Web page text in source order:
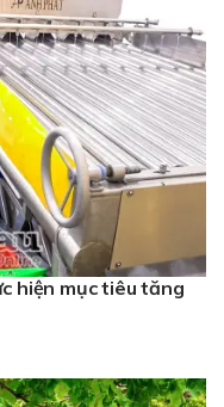
hiện mục tiêu tăng